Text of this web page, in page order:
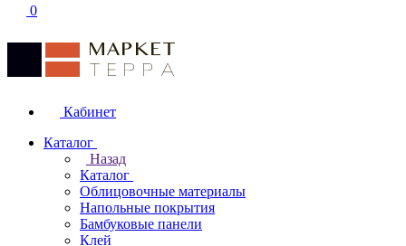
0
Кабинет
Каталог
Назад
Каталог
Облицовочные материалы
Напольные покрытия
Бамбуковые панели
Клей